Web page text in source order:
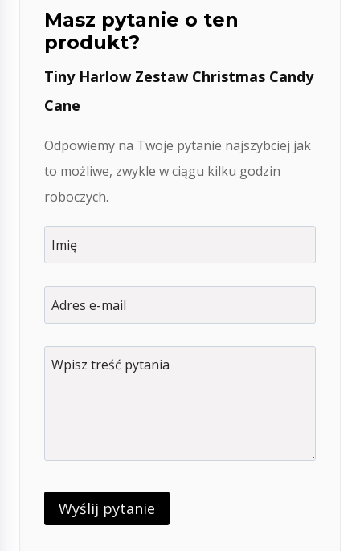
Masz pytanie o ten
produkt?
Tiny Harlow Zestaw Christmas Candy
Cane
Odpowiemy na Twoje pytanie najszybciej jak
to możliwe, zwykle w ciągu kilku godzin
roboczych.